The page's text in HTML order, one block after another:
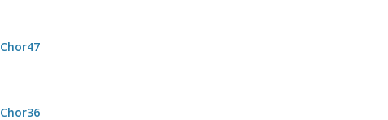
Chor47
Chor36